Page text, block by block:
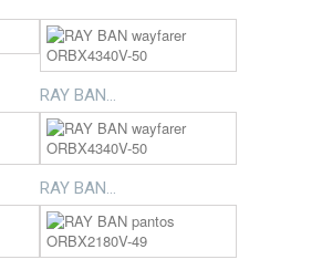
RAY BAN...
RAY BAN...